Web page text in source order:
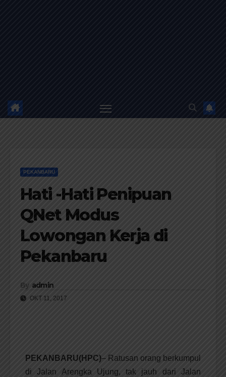
PEKANBARU
Hati -Hati Penipuan
QNet Modus
Lowongan Kerja di
Pekanbaru
By admin
OKT 11, 2017
PEKANBARU(HPC)– Ratusan orang berkumpul
di Jalan Arengka Ujung, tak jauh dari Jalan